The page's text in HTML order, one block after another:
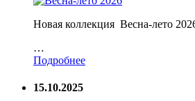
Новая коллекция Весна-лето
…
Подробнее
15.10.2025